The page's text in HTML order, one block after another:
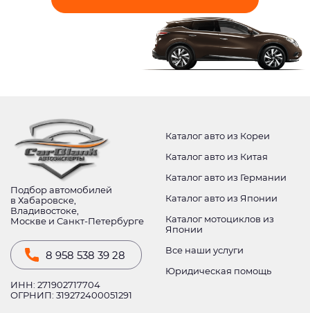
Подбор автомобилей
в Хабаровске,
Владивостоке,
Москве и Санкт-Петербурге
8 958 538 39 28
ИНН: 271902717704
ОГРНИП: 319272400051291
Каталог авто из Кореи
Каталог авто из Китая
Каталог авто из Германии
Каталог авто из Японии
Каталог мотоциклов из
Японии
Все наши услуги
Юридическая помощь